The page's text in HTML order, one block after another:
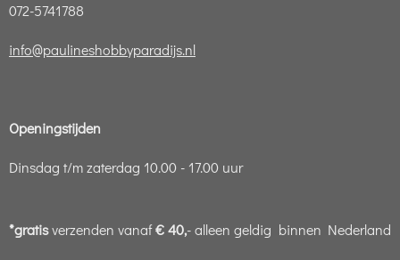
072-5741788
info@paulineshobbyparadijs.nl
Openingstijden
Dinsdag t/m zaterdag 10.00 - 17.00 uur
*gratisverzenden vanaf€ 40,- alleen geldig binnen Nederland